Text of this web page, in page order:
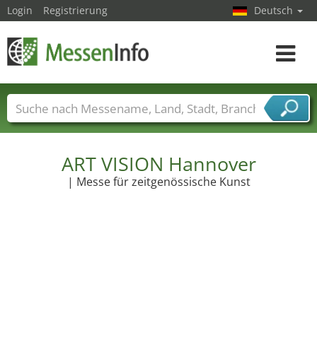
ART VISION Hannover
| Messe für zeitgenössische Kunst
Login Registrierung Deutsch
Toggle
Messenamen Länder Städte
Branchen